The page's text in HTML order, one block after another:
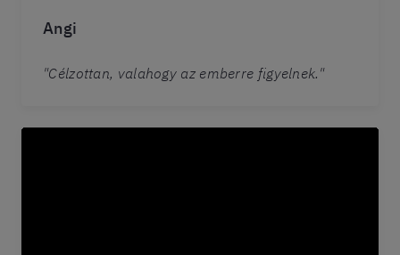
Angi
"Célzottan, valahogy az emberre figyelnek."